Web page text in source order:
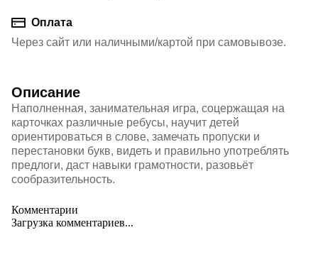
Оплата
Через сайт или наличными/картой при самовывозе.
Описание
Наполненная, занимательная игра, соцержащая на
карточках различные ребусы, научит детей
ориентироваться в слове, замечать пропуски и
перестановки букв, видеть и правильно употреблять
предлоги, даст навыки грамотности, разовьёт
сообразительность.
Комментарии
Загрузка комментариев...